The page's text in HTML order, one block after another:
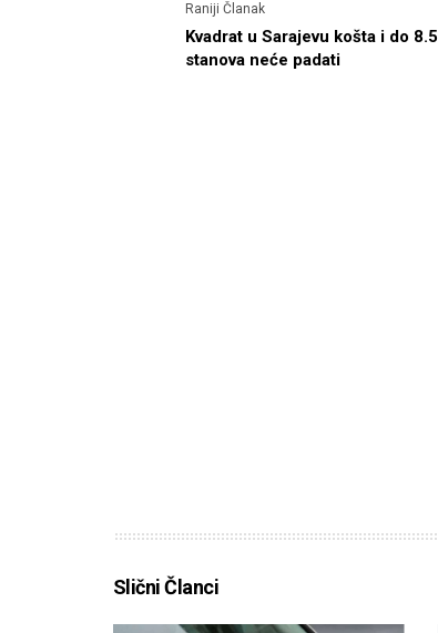
Raniji Članak
Kvadrat u Sarajevu košta i do
stanova neće padati
Slični Članci